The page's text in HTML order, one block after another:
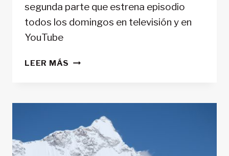
segunda parte que estrena episodio
todos los domingos en televisión y en
YouTube
LEER MÁS SEGUNDA
RTVE.